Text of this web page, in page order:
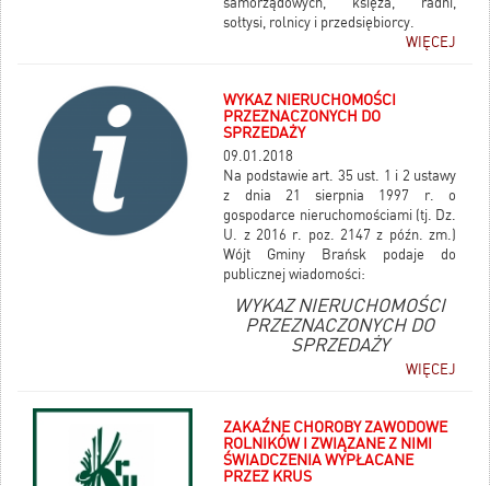
sołtysi, rolnicy i przedsiębiorcy.
WIĘCEJ
WYKAZ NIERUCHOMOŚCI
PRZEZNACZONYCH DO
SPRZEDAŻY
09.01.2018
Na podstawie art. 35 ust. 1 i 2 ustawy
z dnia 21 sierpnia 1997 r. o
gospodarce nieruchomościami (tj. Dz.
U. z 2016 r. poz. 2147 z późn. zm.)
Wójt Gminy Brańsk podaje do
publicznej wiadomości:
WYKAZ NIERUCHOMOŚCI
PRZEZNACZONYCH DO
SPRZEDAŻY
WIĘCEJ
ZAKAŹNE CHOROBY ZAWODOWE
ROLNIKÓW I ZWIĄZANE Z NIMI
ŚWIADCZENIA WYPŁACANE
PRZEZ KRUS